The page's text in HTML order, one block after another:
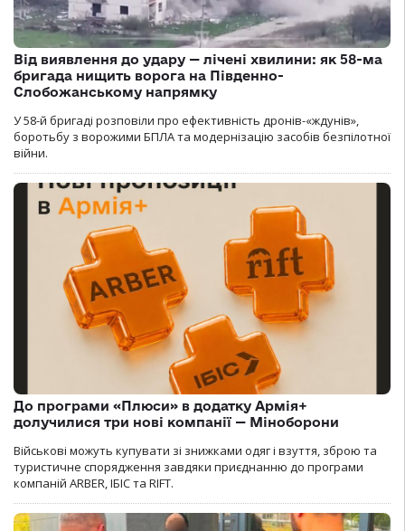
Від виявлення до удару — лічені хвилини: як 58-ма
бригада нищить ворога на Південно-
Слобожанському напрямку
У 58-й бригаді розповіли про ефективність дронів-«ждунів»,
боротьбу з ворожими БПЛА та модернізацію засобів безпілотної
війни.
До програми «Плюси» в додатку Армія+
долучилися три нові компанії — Міноборони
Військові можуть купувати зі знижками одяг і взуття, зброю та
туристичне спорядження завдяки приєднанню до програми
компаній ARBER, ІБІС та RIFT.